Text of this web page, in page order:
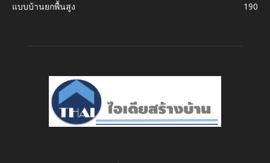
แบบบ้านยกพื้นสูง
190